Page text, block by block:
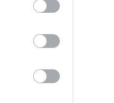
19.
Hakim Ziyech
appartement op
Marcos Leonardo
bij Ajax: 'Hier